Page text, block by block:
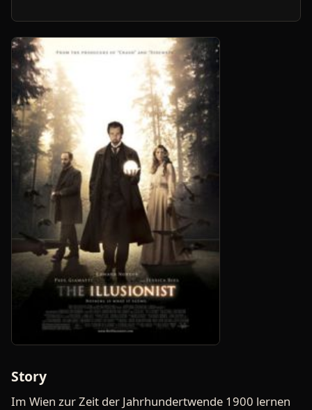
Story
Im Wien zur Zeit der Jahrhundertwende 1900 lernen